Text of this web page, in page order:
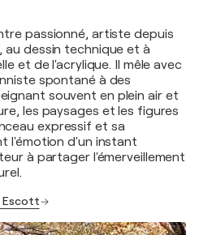
passionné, artiste depuis
dessin technique et à
et de l'acrylique. Il mêle avec
spontané à des
souvent en plein air et
les paysages et les figures
expressif et sa
l'émotion d'un instant
à partager l'émerveillement
Escott